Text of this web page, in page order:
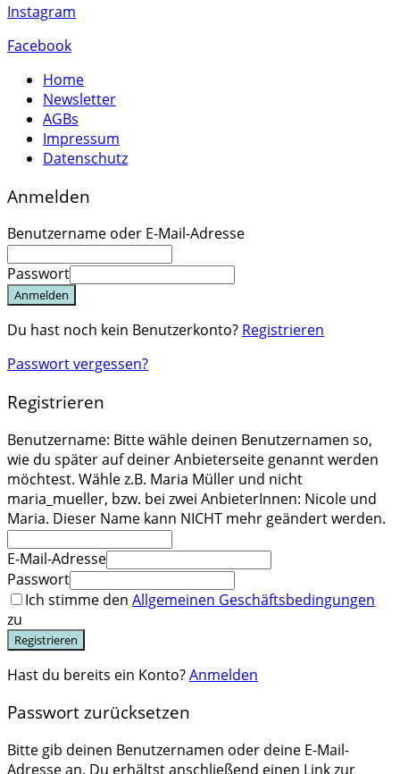
Instagram
Facebook
Home
Newsletter
AGBs
Impressum
Datenschutz
Anmelden
Benutzername oder E-Mail-Adresse
Passwort
Anmelden
Du hast noch kein Benutzerkonto? Registrieren
Passwort vergessen?
Registrieren
Benutzername: Bitte wähle deinen Benutzernamen so,
wie du später auf deiner Anbieterseite genannt werden
möchtest. Wähle z.B. Maria Müller und nicht
maria_mueller, bzw. bei zwei AnbieterInnen: Nicole und
Maria. Dieser Name kann NICHT mehr geändert werden.
E-Mail-Adresse
Passwort
Ich stimme den Allgemeinen Geschäftsbedingungen
zu
Registrieren
Hast du bereits ein Konto?Anmelden
Passwort zurücksetzen
Bitte gib deinen Benutzernamen oder deine E-Mail-
Adresse an. Du erhältst anschließend einen Link zur